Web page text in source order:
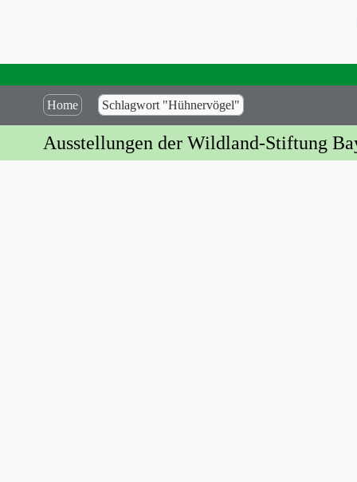
Home Schlagwort "Hühnervögel"
Ausstellungen der Wildland-Stiftung